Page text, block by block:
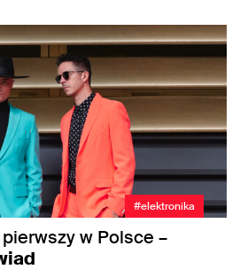
#elektronika
w Polsce –